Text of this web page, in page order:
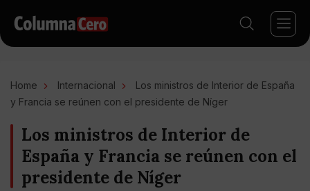
Home Internacional
Los ministros de Interior de España
y Francia se reúnen con el presidente de Níger
Los ministros de Interior de
España y Francia se reúnen con el
presidente de Níger